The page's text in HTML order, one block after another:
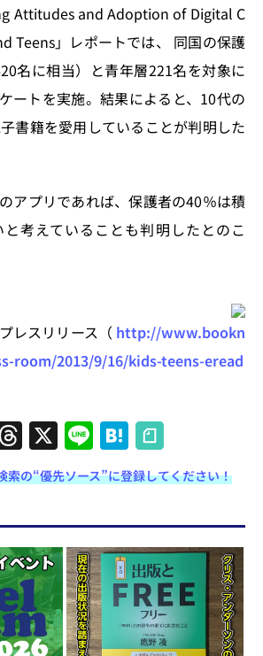
Attitudes and Adoption of Digital C
Teens」レポートでは、 同国の保護
名に相当）と青年層221名を対象に
ートを実施。結果によると、10代の
書籍を愛用していることが判明した
アプリであれば、保護者の40％は積
考えていることも判明したとのこ
レスリリース（ http://www.bookn
room/2013/9/16/kids-teens-eread
T
h
re
a
d
s
X Li
n
e
H
at
e
n
a
の“優先ソース”に登録してください！